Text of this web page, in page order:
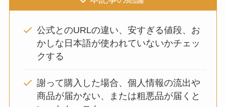
公式とのURLの違い、安すぎる値段、お
かしな日本語が使われていないかチェッ
クする
謝って購入した場合、個人情報の流出や
商品が届かない、または粗悪品が届くと